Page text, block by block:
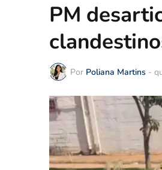
PM
Por Poliana Martins -